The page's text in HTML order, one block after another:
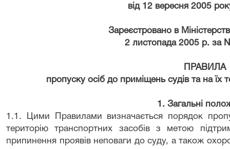
від 12 вересня 2005
Зареєстровано в
2 листопада 2005 р. за
ПРАВИЛА
пропуску осіб до приміщень судів та на їх
1. Загальні
1.1. Цими Правилами визначається порядок
територію транспортних засобів з метою
припинення проявів неповаги до суду, а також